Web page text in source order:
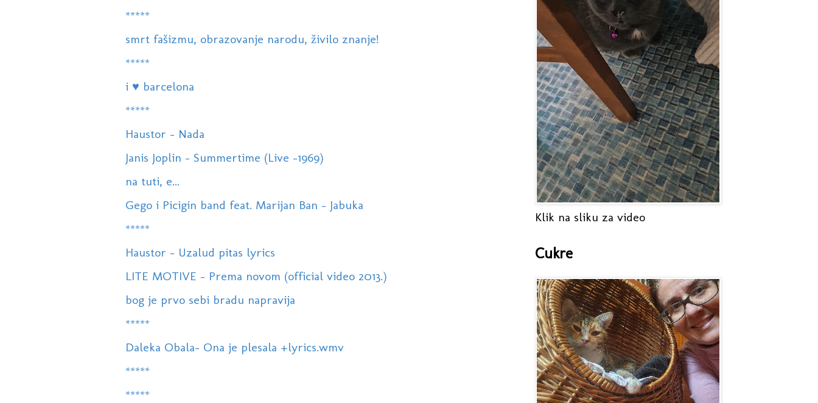
*****
smrt fašizmu, obrazovanje narodu, živilo znanje!
*****
i ♥ barcelona
*****
Haustor - Nada
Janis Joplin - Summertime (Live -1969)
na tuti, e...
Gego i Picigin band feat. Marijan Ban - Jabuka
*****
Haustor - Uzalud pitas lyrics
LITE MOTIVE - Prema novom (official video 2013.)
bog je prvo sebi bradu napravija
*****
Daleka Obala- Ona je plesala +lyrics.wmv
*****
*****
Klik na sliku za video
Cukre